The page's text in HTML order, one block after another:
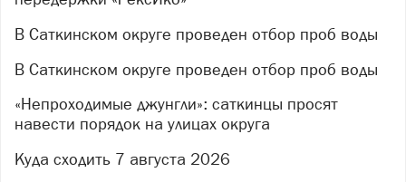
инструменты: бензопилы, гвоздодёры,
аккумуляторные болгарки, бокорезы для
проволоки, монтировки, ломы;
закрытая одежда;
насекомых обязательна).
В Саткинском округе проведен отбор проб воды
В Саткинском округе проведен отбор проб воды
«Непроходимые джунгли»: саткинцы просят
навести порядок на улицах округа
Куда сходить 7 августа 2026